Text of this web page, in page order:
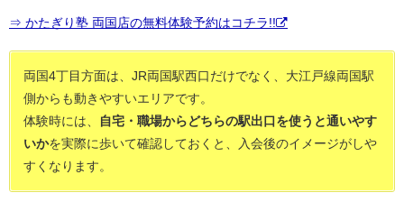
⇒ かたぎり塾 両国店の無料体験予約はコチラ!!
両国4丁目方面は、JR両国駅西口だけでなく、大江戸線両国駅
側からも動きやすいエリアです。
体験時には、
自宅・職場からどちらの駅出口を使うと通いやす
いかを実際に歩いて確認しておくと、入会後のイメージがしや
すくなります。